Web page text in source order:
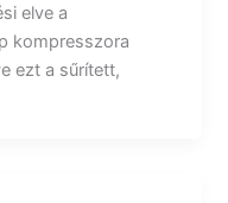
elve a
kompresszora
ezt a sűrített,